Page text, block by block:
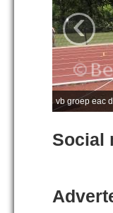
vb groep eac
‹
Social